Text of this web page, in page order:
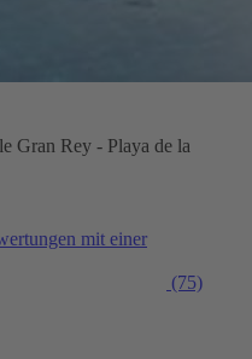
Gran Rey - Playa de la
mit einer
(75)